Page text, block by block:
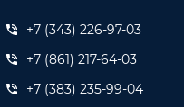
+7 (343) 226-97-03
+7 (861) 217-64-03
+7 (383) 235-99-04